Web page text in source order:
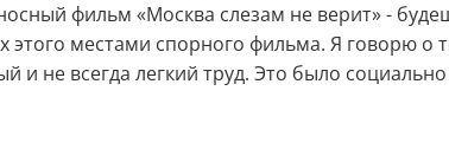
фильм «Москва слезам не верит» -
этого местами спорного фильма. Я говорю
и не всегда легкий труд. Это было